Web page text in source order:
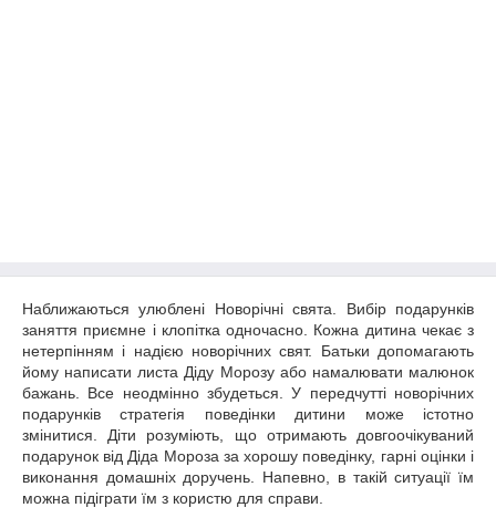
Наближаються улюблені Новорічні свята. Вибір подарунків
заняття приємне і клопітка одночасно. Кожна дитина чекає з
нетерпінням і надією новорічних свят. Батьки допомагають
йому написати листа Діду Морозу або намалювати малюнок
бажань. Все неодмінно збудеться. У передчутті новорічних
подарунків стратегія поведінки дитини може істотно
змінитися. Діти розуміють, що отримають довгоочікуваний
подарунок від Діда Мороза за хорошу поведінку, гарні оцінки і
виконання домашніх доручень. Напевно, в такій ситуації їм
можна підіграти їм з користю для справи.